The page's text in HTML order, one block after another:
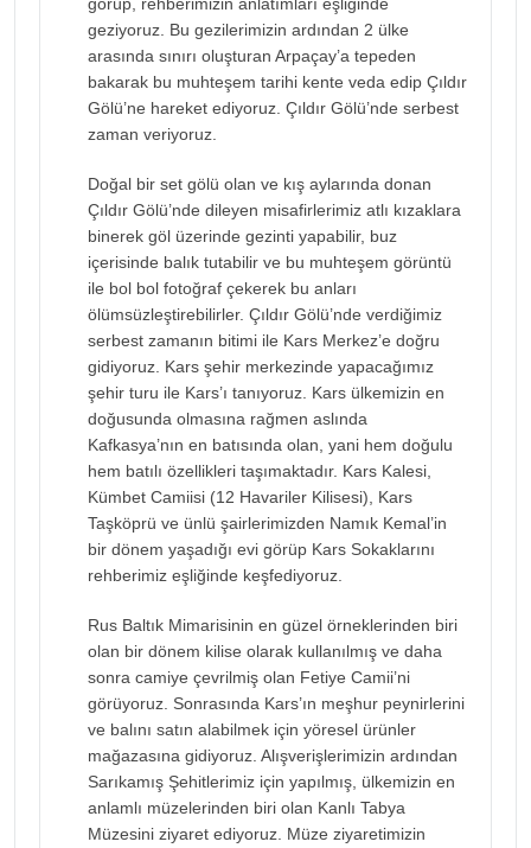
geziyoruz. Bu gezilerimizin ardından 2 ülke
arasında sınırı oluşturan Arpaçay’a tepeden
bakarak bu muhteşem tarihi kente veda edip Çıldır
Gölü’ne hareket ediyoruz. Çıldır Gölü’nde serbest
zaman veriyoruz.
Doğal bir set gölü olan ve kış aylarında donan
Çıldır Gölü’nde dileyen misafirlerimiz atlı kızaklara
binerek göl üzerinde gezinti yapabilir, buz
içerisinde balık tutabilir ve bu muhteşem görüntü
ile bol bol fotoğraf çekerek bu anları
ölümsüzleştirebilirler. Çıldır Gölü’nde verdiğimiz
serbest zamanın bitimi ile Kars Merkez’e doğru
gidiyoruz. Kars şehir merkezinde yapacağımız
şehir turu ile Kars’ı tanıyoruz. Kars ülkemizin en
doğusunda olmasına rağmen aslında
Kafkasya’nın en batısında olan, yani hem doğulu
hem batılı özellikleri taşımaktadır. Kars Kalesi,
Kümbet Camiisi (12 Havariler Kilisesi), Kars
Taşköprü ve ünlü şairlerimizden Namık Kemal’in
bir dönem yaşadığı evi görüp Kars Sokaklarını
rehberimiz eşliğinde keşfediyoruz.
Rus Baltık Mimarisinin en güzel örneklerinden biri
olan bir dönem kilise olarak kullanılmış ve daha
sonra camiye çevrilmiş olan Fetiye Camii’ni
görüyoruz. Sonrasında Kars’ın meşhur peynirlerini
ve balını satın alabilmek için yöresel ürünler
mağazasına gidiyoruz. Alışverişlerimizin ardından
Sarıkamış Şehitlerimiz için yapılmış, ülkemizin en
anlamlı müzelerinden biri olan Kanlı Tabya
Müzesini ziyaret ediyoruz. Müze ziyaretimizin